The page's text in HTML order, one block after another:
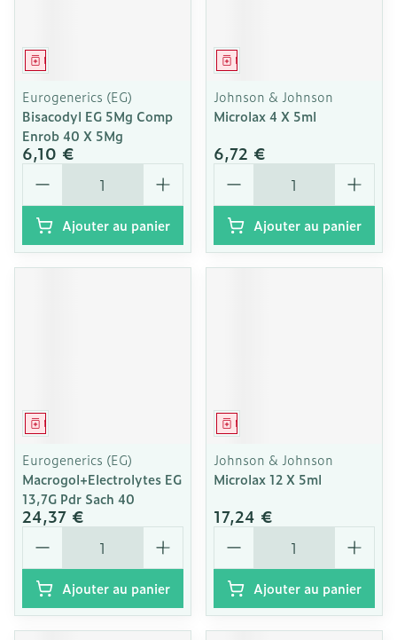
Médicament
Eurogenerics (EG)
Bisacodyl EG 5Mg Comp
Enrob 40 X 5Mg
6,10 €
Quantité
Ajouter au panier
Médicament
Johnson & Johnson
Microlax 4 X 5ml
6,72 €
Quantité
Ajouter au panier
Médicament
Eurogenerics (EG)
Macrogol+Electrolytes EG
13,7G Pdr Sach 40
24,37 €
Quantité
Ajouter au panier
Médicament
Johnson & Johnson
Microlax 12 X 5ml
17,24 €
Quantité
Ajouter au panier